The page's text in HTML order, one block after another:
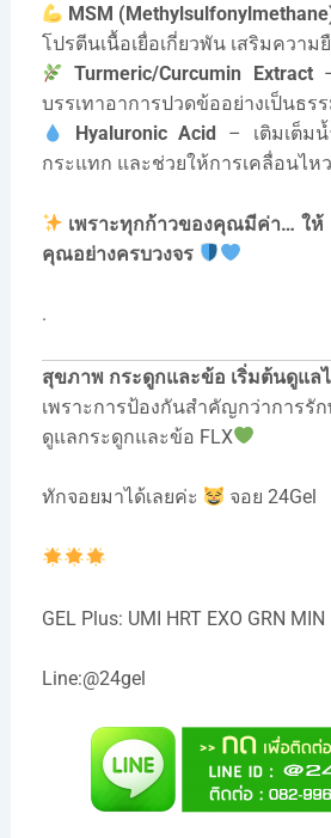
MSM
โปรตีนเนื้อเยื่อเกี่ยวพัน เสริมควา
Turmeric/Curcumin Extract–
บรรเทาอาการปวดข้ออย่างเป็นธร
Hyaluronic Acid – เติมเต็ม
กระแทก และช่วยให้การเคลื่อนไห
เพราะทุกก้าวของคุณมีค่า… ให้
คุณอย่างครบวงจร
.
สุขภาพ กระดูกและข้อ เริ่มต้นดูแล
เพราะการป้องกันสำคัญกว่าการรั
ดูแลกระดูกและข้อ FLX
ทักจอยมาได้เลยค่ะ จอย 24Gel
GEL Plus: UMI HRT EXO GRN MIN
Line:@24gel